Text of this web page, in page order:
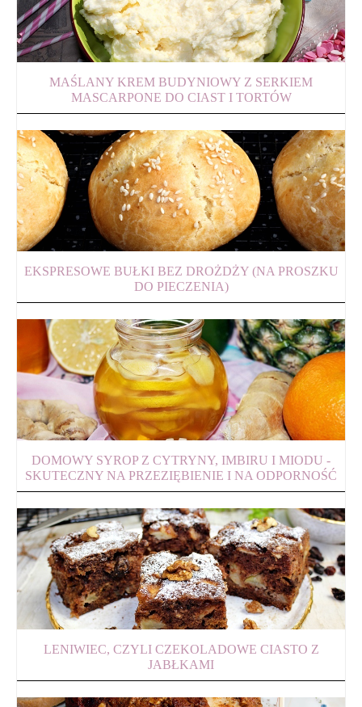
MAŚLANY KREM BUDYNIOWY Z SERKIEM
MASCARPONE DO CIAST I TORTÓW
EKSPRESOWE BUŁKI BEZ DROŻDŻY (NA PROSZKU
DO PIECZENIA)
DOMOWY SYROP Z CYTRYNY, IMBIRU I MIODU -
SKUTECZNY NA PRZEZIĘBIENIE I NA ODPORNOŚĆ
LENIWIEC, CZYLI CZEKOLADOWE CIASTO Z
JABŁKAMI